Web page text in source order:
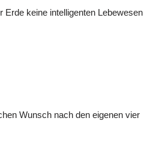
Erde keine intelligenten Lebewesen
Wunsch nach den eigenen vier